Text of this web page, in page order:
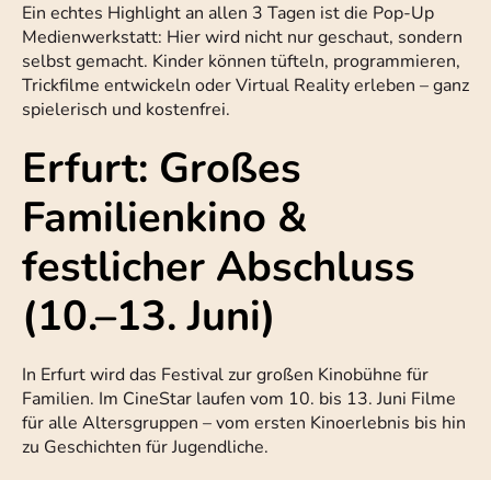
Ein echtes Highlight an allen 3 Tagen ist die Pop-Up
Medienwerkstatt: Hier wird nicht nur geschaut, sondern
selbst gemacht. Kinder können tüfteln, programmieren,
Trickfilme entwickeln oder Virtual Reality erleben – ganz
spielerisch und kostenfrei.
Erfurt: Großes
Familienkino &
festlicher Abschluss
(10.–13. Juni)
In Erfurt wird das Festival zur großen Kinobühne für
Familien. Im CineStar laufen vom 10. bis 13. Juni Filme
für alle Altersgruppen – vom ersten Kinoerlebnis bis hin
zu Geschichten für Jugendliche.